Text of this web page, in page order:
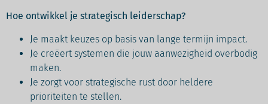
Hoe ontwikkel je strategisch leiderschap?
Je maakt keuzes op basis van lange termijn impact.
Je creëert systemen die jouw aanwezigheid overbodig
maken.
Je zorgt voor strategische rust door heldere
prioriteiten te stellen.